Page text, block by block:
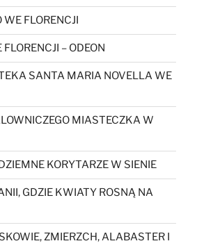
FLORENCJI
– ODEON
SANTA MARIA NOVELLA WE
MIASTECZKA W
KORYTARZE W SIENIE
GDZIE KWIATY ROSNĄ NA
ZMIERZCH, ALABASTER I